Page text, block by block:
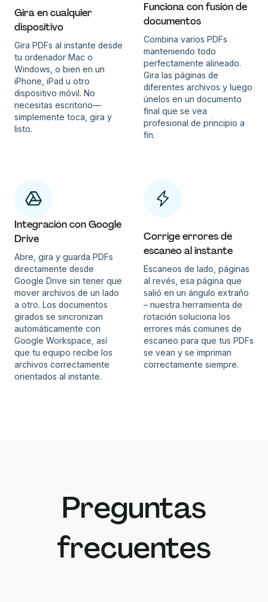
Gira en cualquier
dispositivo
Gira PDFs al instante desde
tu ordenador Mac o
Windows, o bien en un
iPhone, iPad u otro
dispositivo móvil. No
necesitas escritorio—
simplemente toca, gira y
listo.
Funciona con fusión de
documentos
Combina varios PDFs
manteniendo todo
perfectamente alineado.
Gira las páginas de
diferentes archivos y luego
únelos en un documento
final que se vea
profesional de principio a
fin.
Integración con Google
Drive
Abre, gira y guarda PDFs
directamente desde
Google Drive sin tener que
mover archivos de un lado
a otro. Los documentos
girados se sincronizan
automáticamente con
Google Workspace, así
que tu equipo recibe los
archivos correctamente
orientados al instante.
Corrige errores de
escaneo al instante
Escaneos de lado, páginas
al revés, esa página que
salió en un ángulo extraño
– nuestra herramienta de
rotación soluciona los
errores más comunes de
escaneo para que tus PDFs
se vean y se impriman
correctamente siempre.
Preguntas
frecuentes